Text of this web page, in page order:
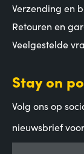
Verzending en
Retouren en
Veelgestelde
Stay on
Volg ons op
nieuwsbrief